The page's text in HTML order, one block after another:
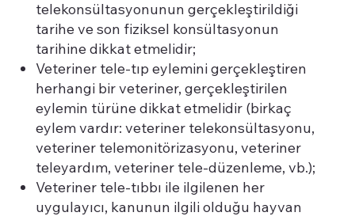
telekonsültasyonunun gerçekleştirildiği
tarihe ve son fiziksel konsültasyonun
tarihine dikkat etmelidir;
Veteriner tele-tıp eylemini gerçekleştiren
herhangi bir veteriner, gerçekleştirilen
eylemin türüne dikkat etmelidir (birkaç
eylem vardır: veteriner telekonsültasyonu,
veteriner telemonitörizasyonu, veteriner
teleyardım, veteriner tele-düzenleme, vb.);
Veteriner tele-tıbbı ile ilgilenen her
uygulayıcı, kanunun ilgili olduğu hayvan